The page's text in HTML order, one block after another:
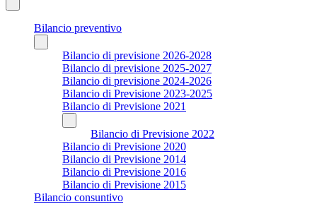
Bilancio preventivo
Bilancio di previsione 2026-2028
Bilancio di previsione 2025-2027
Bilancio di previsione 2024-2026
Bilancio di Previsione 2023-2025
Bilancio di Previsione 2021
Bilancio di Previsione 2022
Bilancio di Previsione 2020
Bilancio di Previsione 2014
Bilancio di Previsione 2016
Bilancio di Previsione 2015
Bilancio consuntivo